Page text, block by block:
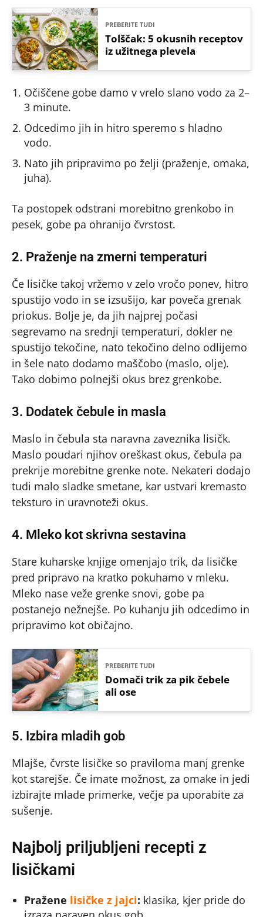
PREBERITE TUDI
Tolščak: 5 okusnih receptov
iz užitnega plevela
Očiščene gobe damo v vrelo slano vodo za 2–
3 minute.
Odcedimo jih in hitro speremo s hladno
vodo.
Nato jih pripravimo po želji (praženje, omaka,
juha).
Ta postopek odstrani morebitno grenkobo in
pesek, gobe pa ohranijo čvrstost.
2. Praženje na zmerni temperaturi
Če lisičke takoj vržemo v zelo vročo ponev, hitro
spustijo vodo in se izsušijo, kar poveča grenak
priokus. Bolje je, da jih najprej počasi
segrevamo na srednji temperaturi, dokler ne
spustijo tekočine, nato tekočino delno odlijemo
in šele nato dodamo maščobo (maslo, olje).
Tako dobimo polnejši okus brez grenkobe.
3. Dodatek čebule in masla
Maslo in čebula sta naravna zaveznika lisičk.
Maslo poudari njihov oreškast okus, čebula pa
prekrije morebitne grenke note. Nekateri dodajo
tudi malo sladke smetane, kar ustvari kremasto
teksturo in uravnoteži okus.
4. Mleko kot skrivna sestavina
Stare kuharske knjige omenjajo trik, da lisičke
pred pripravo na kratko pokuhamo v mleku.
Mleko nase veže grenke snovi, gobe pa
postanejo nežnejše. Po kuhanju jih odcedimo in
pripravimo kot običajno.
PREBERITE TUDI
Domači trik za pik čebele
ali ose
5. Izbira mladih gob
Mlajše, čvrste lisičke so praviloma manj grenke
kot starejše. Če imate možnost, za omake in jedi
izbirajte mlade primerke, večje pa uporabite za
sušenje.
Najbolj priljubljeni recepti z
lisičkami
Pražene lisičke z jajci: klasika, kjer pride do